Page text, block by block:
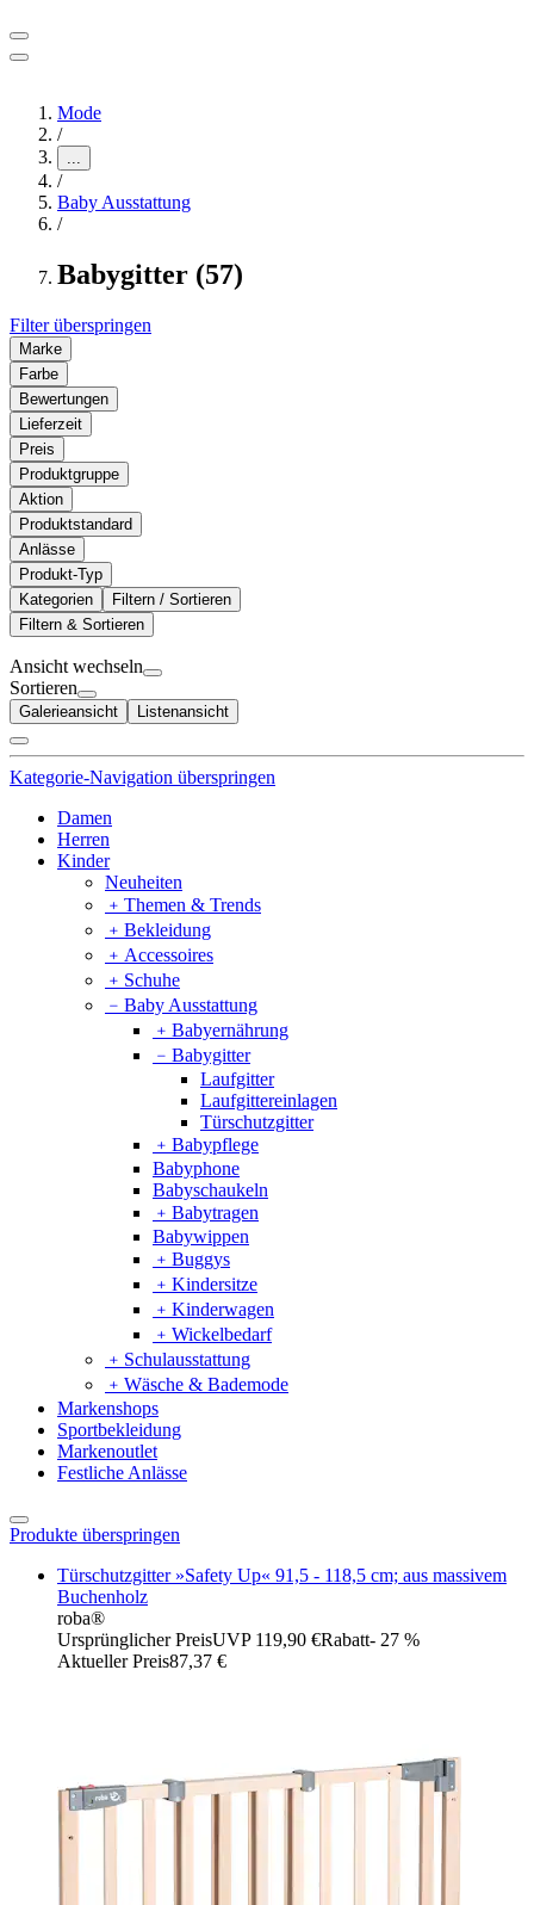
Mode
/
...
/
Baby Ausstattung
/
Babygitter (57)
Filter überspringen
Marke
Farbe
Bewertungen
Lieferzeit
Preis
Produktgruppe
Aktion
Produktstandard
Anlässe
Produkt-Typ
Kategorien
Filtern / Sortieren
Filtern & Sortieren
Ansicht wechseln
Sortieren
Galerieansicht Listenansicht
Kategorie-Navigation überspringen
Damen
Herren
Kinder
Neuheiten
﹢ Themen & Trends
﹢ Bekleidung
﹢ Accessoires
﹢ Schuhe
﹣ Baby Ausstattung
﹢ Babyernährung
﹣ Babygitter
Laufgitter
Laufgittereinlagen
Türschutzgitter
﹢ Babypflege
Babyphone
Babyschaukeln
﹢ Babytragen
Babywippen
﹢ Buggys
﹢ Kindersitze
﹢ Kinderwagen
﹢ Wickelbedarf
﹢ Schulausstattung
﹢ Wäsche & Bademode
Markenshops
Sportbekleidung
Markenoutlet
Festliche Anlässe
Produkte überspringen
Türschutzgitter »Safety Up« 91,5 - 118,5 cm; aus massivem
Buchenholz
roba®
Ursprünglicher PreisUVP 119,90 €Rabatt- 27 %
Aktueller Preis87,37 €